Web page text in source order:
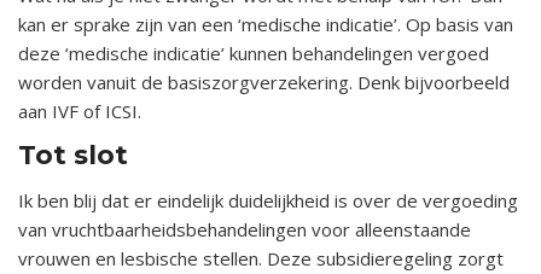
kan er sprake zijn van een ‘medische indicatie’. Op basis van
deze ‘medische indicatie’ kunnen behandelingen vergoed
worden vanuit de basiszorgverzekering. Denk bijvoorbeeld
aan IVF of ICSI.
Tot slot
Ik ben blij dat er eindelijk duidelijkheid is over de vergoeding
van vruchtbaarheidsbehandelingen voor alleenstaande
vrouwen en lesbische stellen. Deze subsidieregeling zorgt